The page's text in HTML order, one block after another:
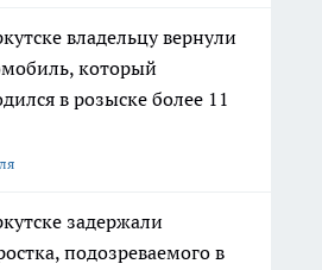
владельцу вернули
который
в розыске более 11
задержали
подозреваемого в